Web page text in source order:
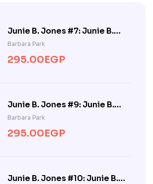
Junie B. Jones #7: Junie B.
Jones Loves Handsome
Warren
Barbara Park
295.00EGP
Junie B. Jones #9: Junie B.
Jones Is Not a Crook
Barbara Park
295.00EGP
Junie B. Jones #10: Junie B.